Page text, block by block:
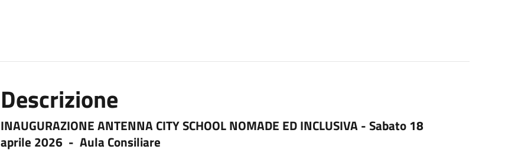
Descrizione
INAUGURAZIONE ANTENNA CITY SCHOOL NOMADE ED INCLUSIVA -Sabato 18
aprile 2026 - Aula Consiliare